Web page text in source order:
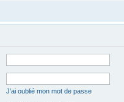
J’ai oublié mon mot de passe